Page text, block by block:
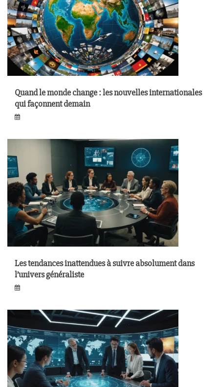
Quand le monde change : les nouvelles internationales
qui façonnent demain
Les tendances inattendues à suivre absolument dans
l’univers généraliste